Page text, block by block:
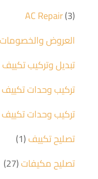
AC Repair(3)
العروض والخصومات
تبديل وتركيب
تركيب وحدات تكييف
تركيب وحدات
تصليح تكييف(1)
تصليح مكيفات(27)